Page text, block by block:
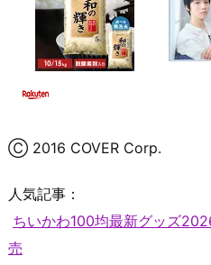
Ⓒ 2016 COVER Corp.
人気記事：
ちいかわ100均最新グッズ
売